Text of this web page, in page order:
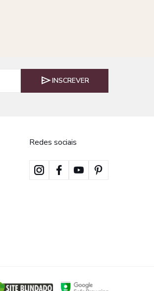
INSCREVER
Redes sociais